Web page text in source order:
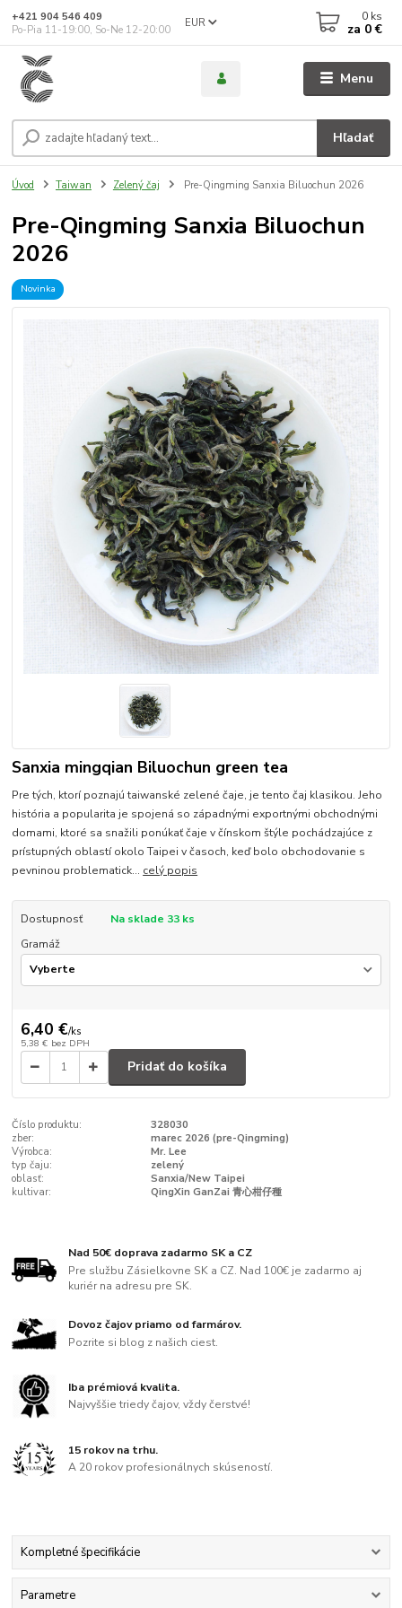
Menu
EUR
Hľadať
+421 904 546 409
Po-Pia 11-19:00, So-Ne 12-20:00
0 ks
za 0 €
Úvod Taiwan Zelený čaj Pre-Qingming Sanxia Biluochun 2026
Pre-Qingming Sanxia Biluochun
2026
Novinka
Sanxia mingqian Biluochun green tea
Pre tých, ktorí poznajú taiwanské zelené čaje, je tento čaj klasikou. Jeho
história a popularita je spojená so západnými exportnými obchodnými
domami, ktoré sa snažili ponúkať čaje v čínskom štýle pochádzajúce z
prístupných oblastí okolo Taipei v časoch, keď bolo obchodovanie s
pevninou problematick... celý popis
Dostupnosť
Na sklade 33 ks
Gramáž
6,40 €/ks
5,38 € bez DPH
Pridať do košíka
Číslo produktu:
328030
zber:
marec 2026 (pre-Qingming)
Výrobca:
Mr. Lee
typ čaju:
zelený
oblasť:
Sanxia/New Taipei
kultivar:
QingXin GanZai 青心柑仔種
Nad 50€ doprava zadarmo SK a CZ
Pre službu Zásielkovne SK a CZ. Nad 100€ je zadarmo aj
kuriér na adresu pre SK.
Dovoz čajov priamo od farmárov.
Pozrite si blog z našich ciest.
Iba prémiová kvalita.
Najvyššie triedy čajov, vždy čerstvé!
15 rokov na trhu.
A 20 rokov profesionálnych skúseností.
Kompletné špecifikácie
Parametre